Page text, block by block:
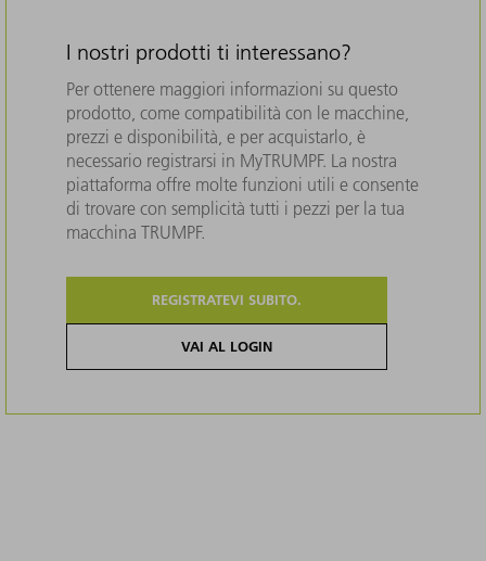
I nostri prodotti ti interessano?
Per ottenere maggiori informazioni su questo
prodotto, come compatibilità con le macchine,
prezzi e disponibilità, e per acquistarlo, è
necessario registrarsi in MyTRUMPF. La nostra
piattaforma offre molte funzioni utili e consente
di trovare con semplicità tutti i pezzi per la tua
macchina TRUMPF.
REGISTRATEVI SUBITO.
VAI AL LOGIN